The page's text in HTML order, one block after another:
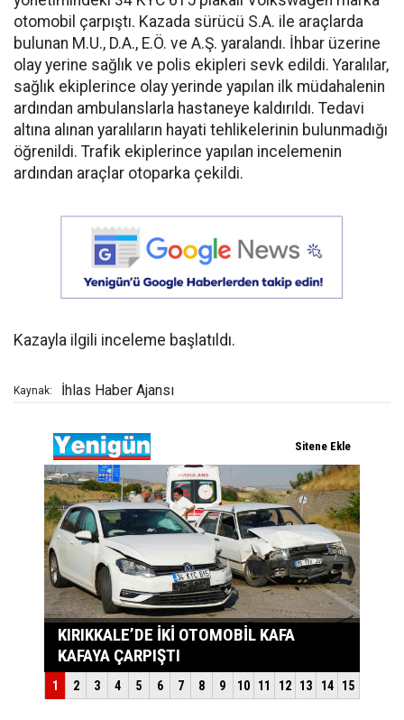
otomobil çarpıştı. Kazada sürücü S.A. ile araçlarda
bulunan M.U., D.A., E.Ö. ve A.Ş. yaralandı. İhbar üzerine
olay yerine sağlık ve polis ekipleri sevk edildi. Yaralılar,
sağlık ekiplerince olay yerinde yapılan ilk müdahalenin
ardından ambulanslarla hastaneye kaldırıldı. Tedavi
altına alınan yaralıların hayati tehlikelerinin bulunmadığı
öğrenildi. Trafik ekiplerince yapılan incelemenin
ardından araçlar otoparka çekildi.
Kazayla ilgili inceleme başlatıldı.
Kaynak: İhlas Haber Ajansı